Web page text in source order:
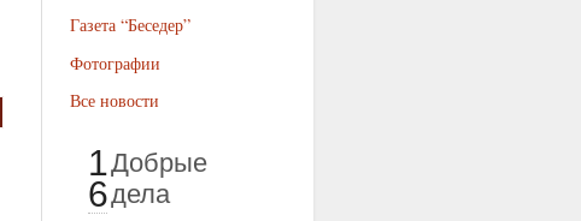
Газета “Беседер”
Фотографии
Все новости
1
6
Добрые
дела